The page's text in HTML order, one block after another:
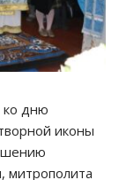
ко дню
иконы
митрополита